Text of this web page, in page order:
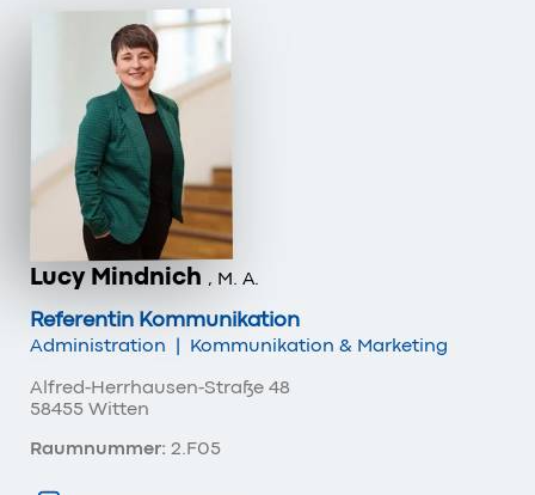
Lucy Mindnich , M. A.
Referentin Kommunikation
Administration | Kommunikation & Marketing
Alfred-Herrhausen-Straße 48
58455 Witten
Raumnummer: 2.F05